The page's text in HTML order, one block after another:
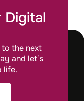
Digital
the next
and let’s
life.